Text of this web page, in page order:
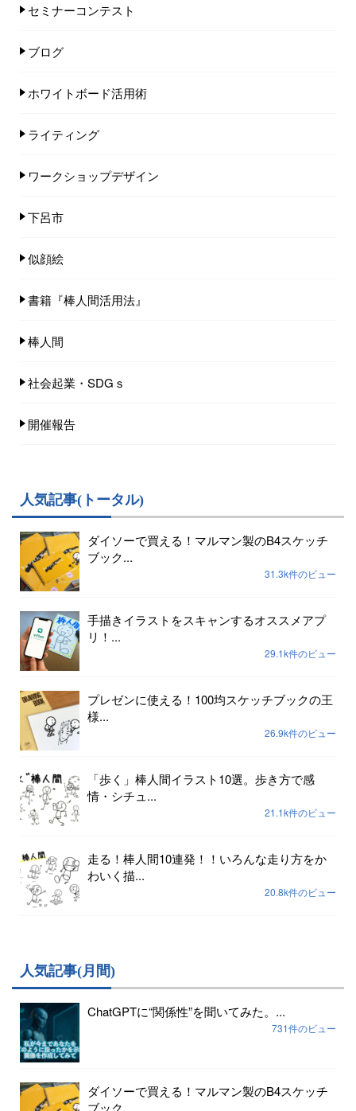
セミナーコンテスト
ブログ
ホワイトボード活用術
ライティング
ワークショップデザイン
下呂市
似顔絵
書籍『棒人間活用法』
棒人間
社会起業・SDGｓ
開催報告
人気記事(トータル)
ダイソーで買える！マルマン製のB4スケッチ
ブック...
31.3k件のビュー
手描きイラストをスキャンするオススメアプ
リ！...
29.1k件のビュー
プレゼンに使える！100均スケッチブックの王
様...
26.9k件のビュー
「歩く」棒人間イラスト10選。歩き方で感
情・シチュ...
21.1k件のビュー
走る！棒人間10連発！！いろんな走り方をか
わいく描...
20.8k件のビュー
人気記事(月間)
ChatGPTに“関係性”を聞いてみた。...
731件のビュー
ダイソーで買える！マルマン製のB4スケッチ
ブック...